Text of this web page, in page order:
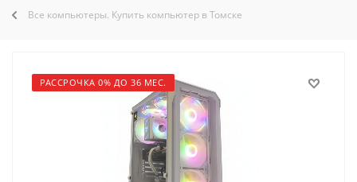
Все компьютеры. Купить компьютер в Томске
РАССРОЧКА 0% ДО 36 МЕС.